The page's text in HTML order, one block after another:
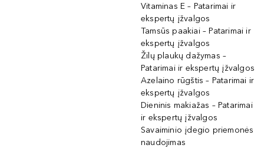
Vitaminas E – Patarimai ir
ekspertų įžvalgos
Tamsūs paakiai – Patarimai ir
ekspertų įžvalgos
Žilų plaukų dažymas –
Patarimai ir ekspertų įžvalgos
Azelaino rūgštis – Patarimai ir
ekspertų įžvalgos
Dieninis makiažas – Patarimai
ir ekspertų įžvalgos
Savaiminio įdegio priemonės
naudojimas